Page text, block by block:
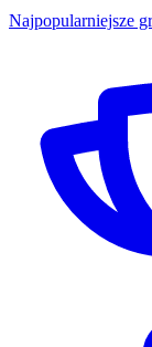
Najpopularniejsze